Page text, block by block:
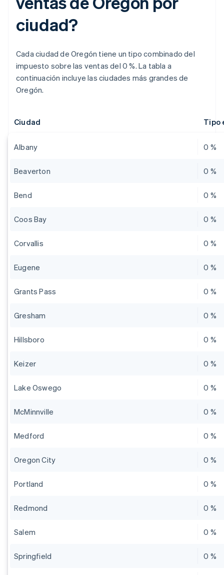
ciudad?
Cada ciudad de Oregón tiene un tipo combinado del
impuesto sobre las ventas del 0 %. La tabla a
continuación incluye las ciudades más grandes de
Oregón.
Ciudad Tipo
Albany 0 %
Beaverton 0 %
Bend 0 %
Coos Bay 0 %
Corvallis 0 %
Eugene 0 %
Grants Pass 0 %
Gresham 0 %
Hillsboro 0 %
Keizer 0 %
Lake Oswego 0 %
McMinnville 0 %
Medford 0 %
Oregon City 0 %
Portland 0 %
Redmond 0 %
Salem 0 %
Springfield 0 %